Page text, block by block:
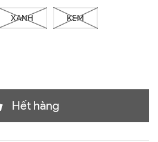
XANH KEM
Hết hàng